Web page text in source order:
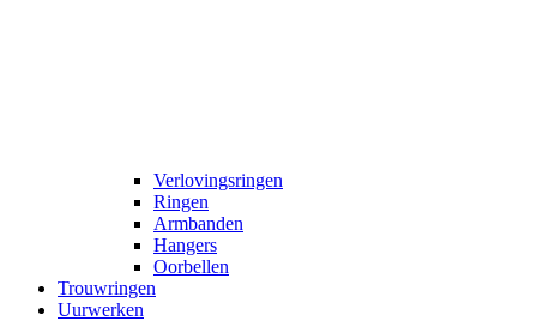
Verlovingsringen
Ringen
Armbanden
Hangers
Oorbellen
Trouwringen
Uurwerken